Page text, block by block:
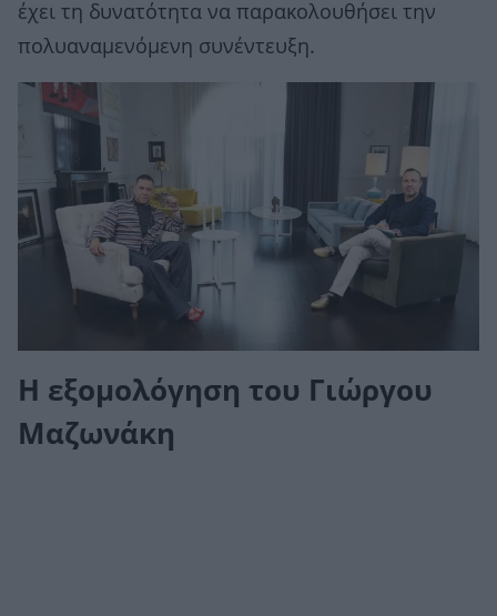
έχει τη δυνατότητα να παρακολουθήσει την
πολυαναμενόμενη συνέντευξη.
Η εξομολόγηση του Γιώργου
Μαζωνάκη